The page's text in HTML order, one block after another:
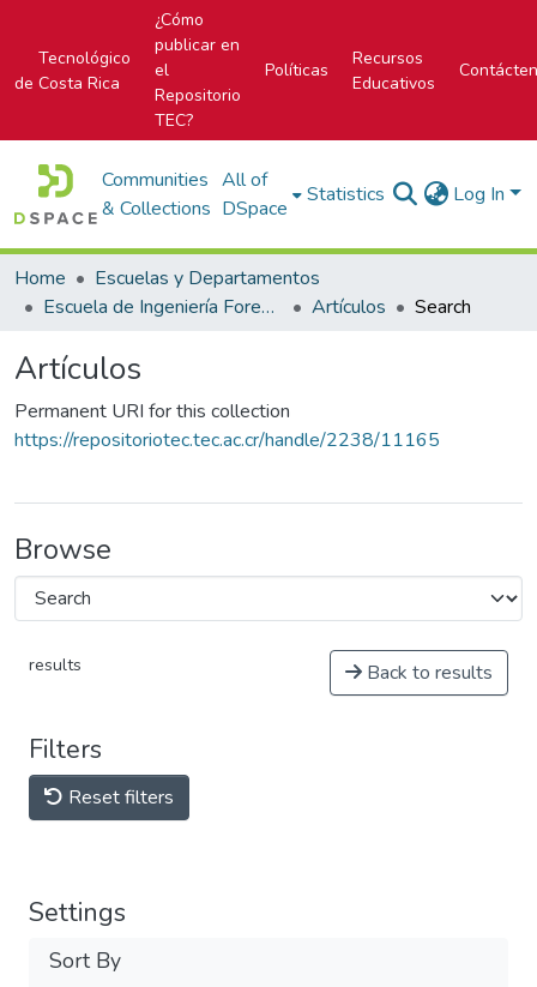
Tecnológico
de Costa Rica
¿Cómo
publicar en
el
Repositorio
TEC?
Políticas
Recursos
Educativos
Communities
& Collections
All of
DSpace
Statistics Log In
Home
Escuelas y Departamentos
Escuela de Ingeniería Forestal
Artículos Search
Artículos
Permanent URI for this collection
https://repositoriotec.tec.ac.cr/handle/2238/11165
Browse
results Back to results
Filters
Reset filters
Settings
Sort By